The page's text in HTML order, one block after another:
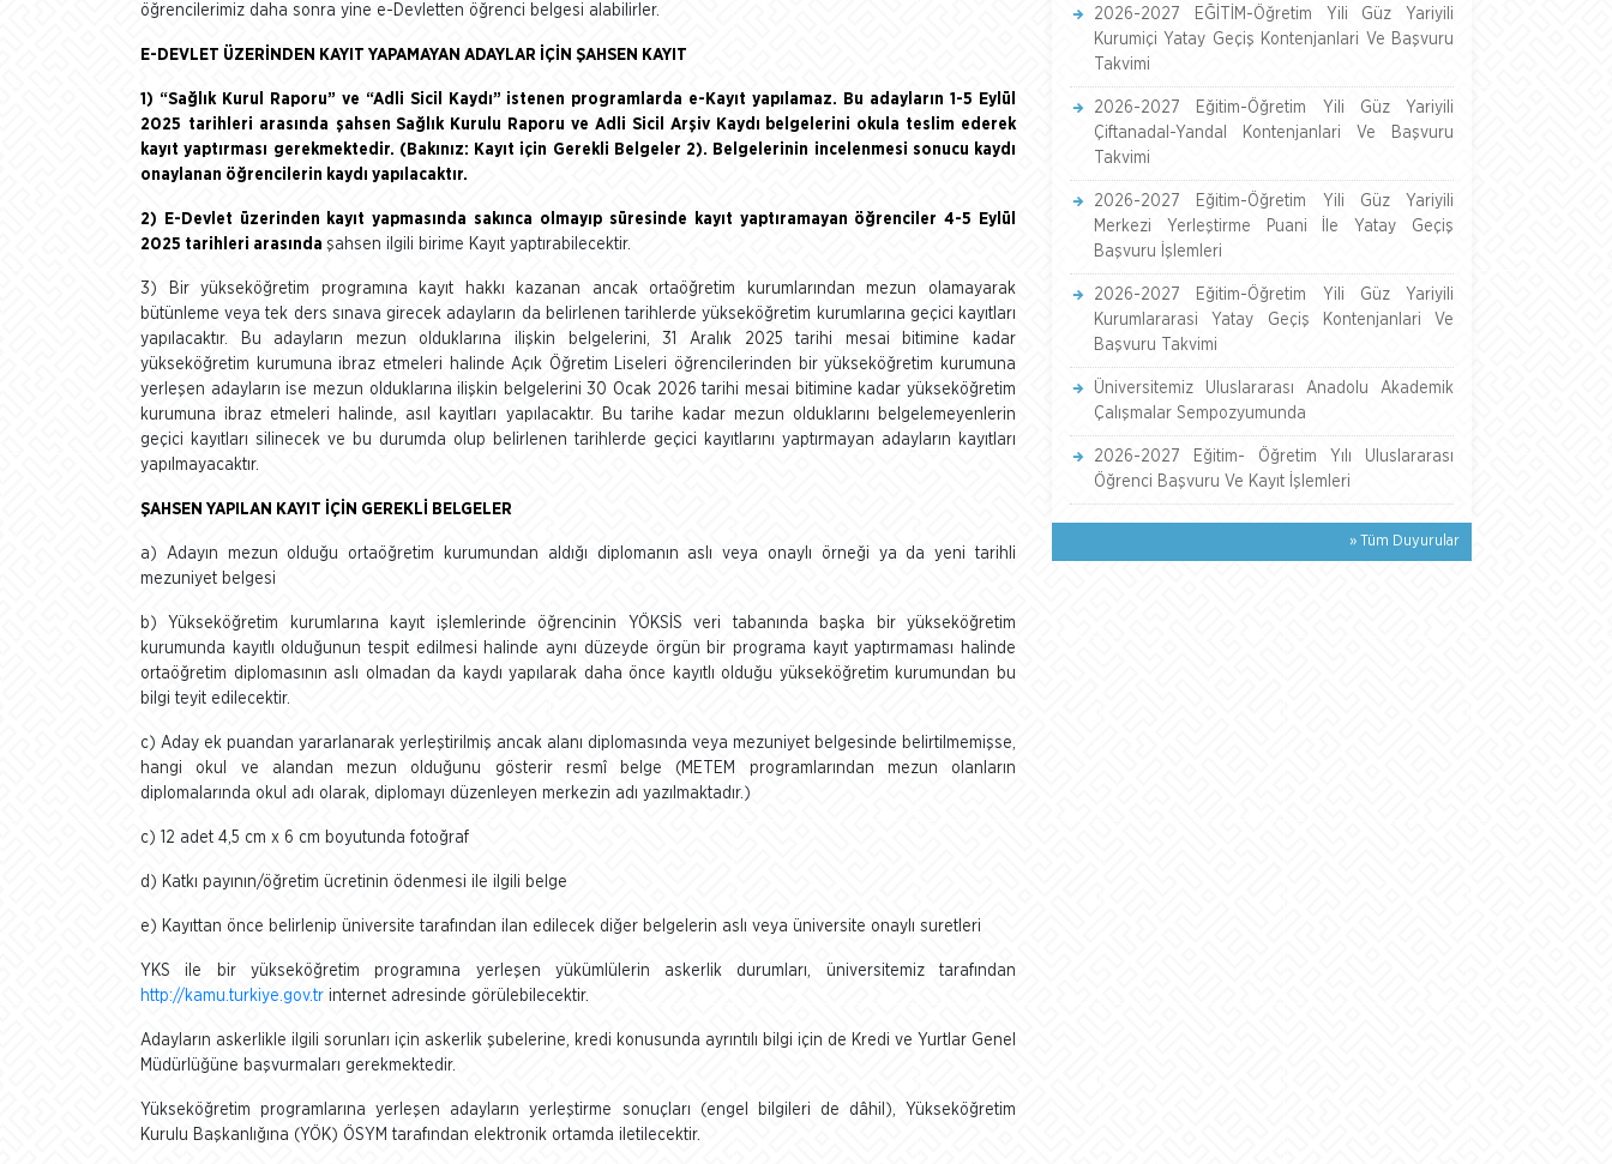
öğrencilerimiz daha sonra yine e-Devletten öğrenci belgesi alabilirler.
E-DEVLET ÜZERİNDEN KAYIT YAPAMAYAN ADAYLAR İÇİN ŞAHSEN KAYIT
1) “Sağlık Kurul Raporu” ve “Adli Sicil Kaydı” istenen programlarda e-Kayıt yapılamaz. Bu adayların 1-5 Eylül
2025 tarihleri arasında şahsen Sağlık Kurulu Raporu ve Adli Sicil Arşiv Kaydı belgelerini okula teslim ederek
kayıt yaptırması gerekmektedir. (Bakınız: Kayıt için Gerekli Belgeler 2). Belgelerinin incelenmesi sonucu kaydı
onaylanan öğrencilerin kaydı yapılacaktır.
2) E-Devlet üzerinden kayıt yapmasında sakınca olmayıp süresinde kayıt yaptıramayan öğrenciler 4-5 Eylül
2025 tarihleri arasında şahsen ilgili birime Kayıt yaptırabilecektir.
3) Bir yükseköğretim programına kayıt hakkı kazanan ancak ortaöğretim kurumlarından mezun olamayarak
bütünleme veya tek ders sınava girecek adayların da belirlenen tarihlerde yükseköğretim kurumlarına geçici kayıtları
yapılacaktır. Bu adayların mezun olduklarına ilişkin belgelerini, 31 Aralık 2025 tarihi mesai bitimine kadar
yükseköğretim kurumuna ibraz etmeleri halinde Açık Öğretim Liseleri öğrencilerinden bir yükseköğretim kurumuna
yerleşen adayların ise mezun olduklarına ilişkin belgelerini 30 Ocak 2026 tarihi mesai bitimine kadar yükseköğretim
kurumuna ibraz etmeleri halinde, asıl kayıtları yapılacaktır. Bu tarihe kadar mezun olduklarını belgelemeyenlerin
geçici kayıtları silinecek ve bu durumda olup belirlenen tarihlerde geçici kayıtlarını yaptırmayan adayların kayıtları
yapılmayacaktır.
ŞAHSEN YAPILAN KAYIT İÇİN GEREKLİ BELGELER
a) Adayın mezun olduğu ortaöğretim kurumundan aldığı diplomanın aslı veya onaylı örneği ya da yeni tarihli
mezuniyet belgesi
b) Yükseköğretim kurumlarına kayıt işlemlerinde öğrencinin YÖKSİS veri tabanında başka bir yükseköğretim
kurumunda kayıtlı olduğunun tespit edilmesi halinde aynı düzeyde örgün bir programa kayıt yaptırmaması halinde
ortaöğretim diplomasının aslı olmadan da kaydı yapılarak daha önce kayıtlı olduğu yükseköğretim kurumundan bu
bilgi teyit edilecektir.
c) Aday ek puandan yararlanarak yerleştirilmiş ancak alanı diplomasında veya mezuniyet belgesinde belirtilmemişse,
hangi okul ve alandan mezun olduğunu gösterir resmî belge (METEM programlarından mezun olanların
diplomalarında okul adı olarak, diplomayı düzenleyen merkezin adı yazılmaktadır.)
c) 12 adet 4,5 cm x 6 cm boyutunda fotoğraf
d) Katkı payının/öğretim ücretinin ödenmesi ile ilgili belge
e) Kayıttan önce belirlenip üniversite tarafından ilan edilecek diğer belgelerin aslı veya üniversite onaylı suretleri
YKS ile bir yükseköğretim programına yerleşen yükümlülerin askerlik durumları, üniversitemiz tarafından
http://kamu.turkiye.gov.tr internet adresinde görülebilecektir.
Adayların askerlikle ilgili sorunları için askerlik şubelerine, kredi konusunda ayrıntılı bilgi için de Kredi ve Yurtlar Genel
Müdürlüğüne başvurmaları gerekmektedir.
Yükseköğretim programlarına yerleşen adayların yerleştirme sonuçları (engel bilgileri de dâhil), Yükseköğretim
Kurulu Başkanlığına (YÖK) ÖSYM tarafından elektronik ortamda iletilecektir.
2026-2027 EĞİTİM-Öğretim Yili Güz Yariyili
Kurumiçi Yatay Geçiş Kontenjanlari Ve Başvuru
Takvimi
2026-2027 Eğitim-Öğretim Yili Güz Yariyili
Çiftanadal-Yandal Kontenjanlari Ve Başvuru
Takvimi
2026-2027 Eğitim-Öğretim Yili Güz Yariyili
Merkezi Yerleştirme Puani İle Yatay Geçiş
Başvuru İşlemleri
2026-2027 Eğitim-Öğretim Yili Güz Yariyili
Kurumlararasi Yatay Geçiş Kontenjanlari Ve
Başvuru Takvimi
Üniversitemiz Uluslararası Anadolu Akademik
Çalışmalar Sempozyumunda
2026-2027 Eğitim- Öğretim Yılı Uluslararası
Öğrenci Başvuru Ve Kayıt İşlemleri
» Tüm Duyurular